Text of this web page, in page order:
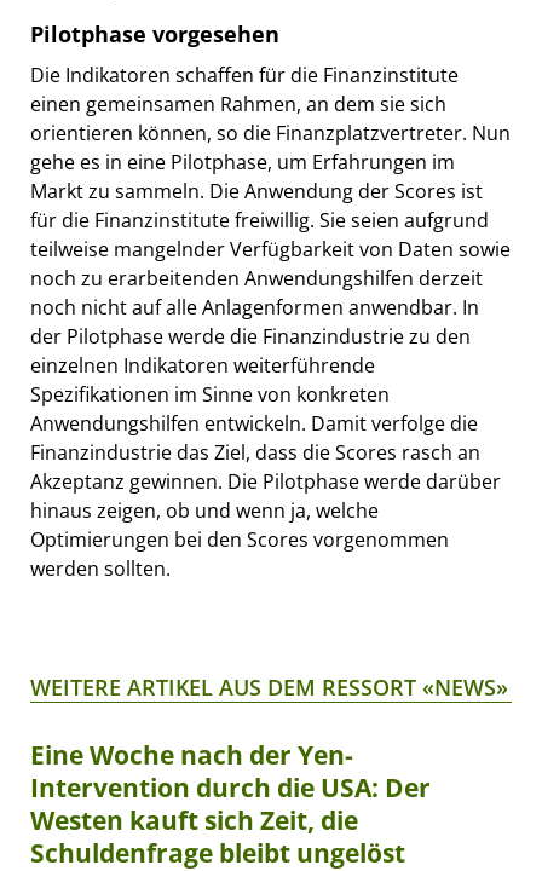
Pilotphase vorgesehen
Die Indikatoren schaffen für die Finanzinstitute
einen gemeinsamen Rahmen, an dem sie sich
orientieren können, so die Finanzplatzvertreter. Nun
gehe es in eine Pilotphase, um Erfahrungen im
Markt zu sammeln. Die Anwendung der Scores ist
für die Finanzinstitute freiwillig. Sie seien aufgrund
teilweise mangelnder Verfügbarkeit von Daten sowie
noch zu erarbeitenden Anwendungshilfen derzeit
noch nicht auf alle Anlagenformen anwendbar. In
der Pilotphase werde die Finanzindustrie zu den
einzelnen Indikatoren weiterführende
Spezifikationen im Sinne von konkreten
Anwendungshilfen entwickeln. Damit verfolge die
Finanzindustrie das Ziel, dass die Scores rasch an
Akzeptanz gewinnen. Die Pilotphase werde darüber
hinaus zeigen, ob und wenn ja, welche
Optimierungen bei den Scores vorgenommen
werden sollten.
WEITERE ARTIKEL AUS DEM RESSORT «NEWS»
Eine Woche nach der Yen-
Intervention durch die USA: Der
Westen kauft sich Zeit, die
Schuldenfrage bleibt ungelöst